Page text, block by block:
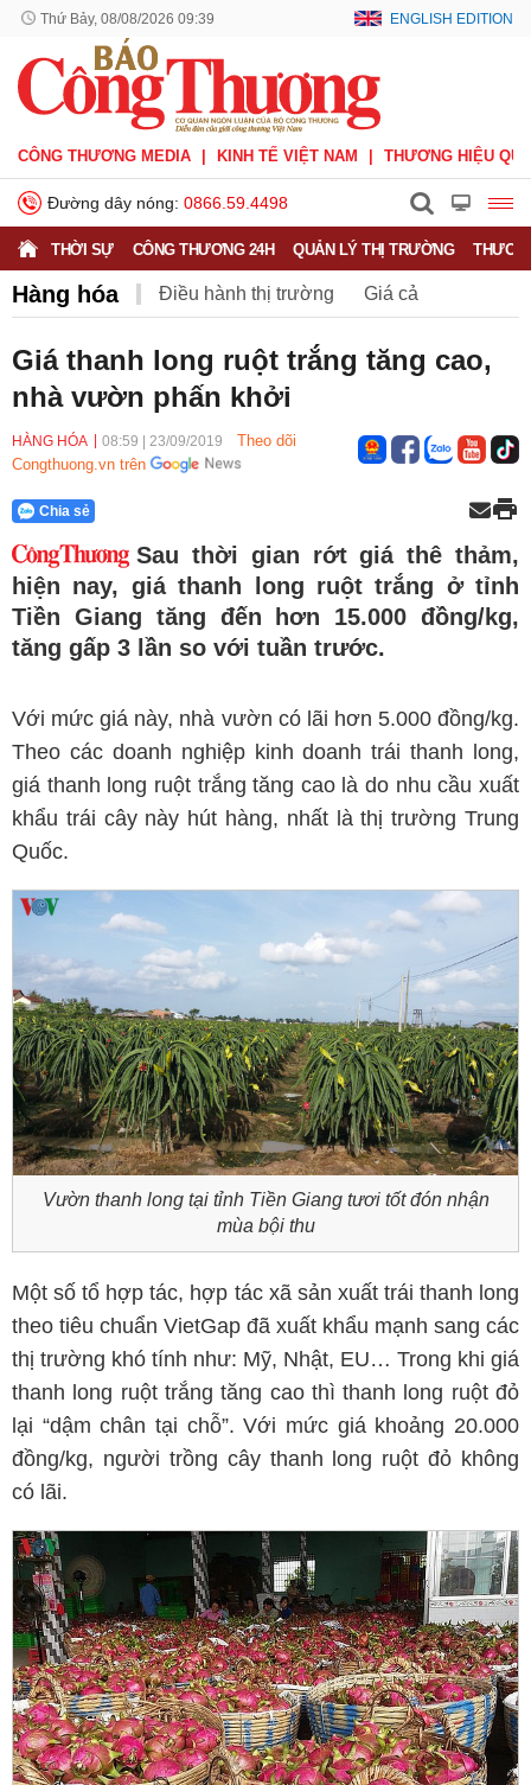
Thứ Bảy, 08/08/2026 09:39 ENGLISH EDITION
CÔNG THƯƠNG MEDIA KINH TẾ VIỆT NAM THƯƠNG HIỆU
Đường dây nóng: 0866.59.4498
THỜI SỰ CÔNG THƯƠNG 24H QUẢN LÝ THỊ TRƯỜNG
Hàng hóa Điều hành thị trường Giá cả
Thị trường miền núi
Giá thanh long ruột trắng tăng cao,
nhà vườn phấn khởi
HÀNG HÓA 08:59 23/09/2019
Theo dõi
Congthuong.vn trên
Chia sẻ
Sau thời gian rớt giá thê thảm,
hiện nay, giá thanh long ruột trắng ở tỉnh
Tiền Giang tăng đến hơn 15.000 đồng/kg,
tăng gấp 3 lần so với tuần trước.
Với mức giá này, nhà vườn có lãi hơn 5.000 đồng/kg.
Theo các doanh nghiệp kinh doanh trái thanh long,
giá thanh long ruột trắng tăng cao là do nhu cầu xuất
khẩu trái cây này hút hàng, nhất là thị trường Trung
Quốc.
Vườn thanh long tại tỉnh Tiền Giang tươi tốt đón nhận
mùa bội thu
Một số tổ hợp tác, hợp tác xã sản xuất trái thanh long
theo tiêu chuẩn VietGap đã xuất khẩu mạnh sang các
thị trường khó tính như: Mỹ, Nhật, EU… Trong khi giá
thanh long ruột trắng tăng cao thì thanh long ruột đỏ
lại “dậm chân tại chỗ”. Với mức giá khoảng 20.000
đồng/kg, người trồng cây thanh long ruột đỏ không
có lãi.